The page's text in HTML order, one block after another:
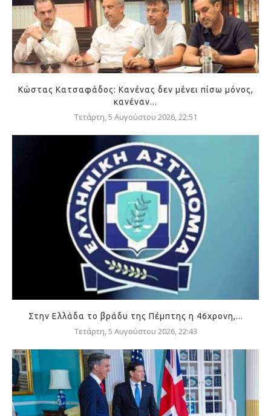
Κώστας Κατσαφάδος: Κανένας δεν μένει πίσω μόνος,
κανέναν...
Τετάρτη, 5 Αυγούστου 2026, 22:51
Στην Ελλάδα το βράδυ της Πέμπτης η 46χρονη,...
Τετάρτη, 5 Αυγούστου 2026, 22:43